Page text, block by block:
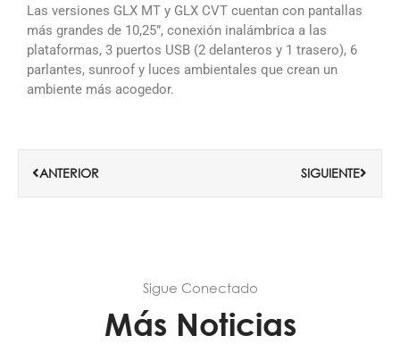
Las versiones GLX MT y GLX CVT cuentan con pantallas
más grandes de 10,25”, conexión inalámbrica a las
plataformas, 3 puertos USB (2 delanteros y 1 trasero), 6
parlantes, sunroof y luces ambientales que crean un
ambiente más acogedor.
ANTERIOR SIGUIENTE
Sigue Conectado
Más Noticias